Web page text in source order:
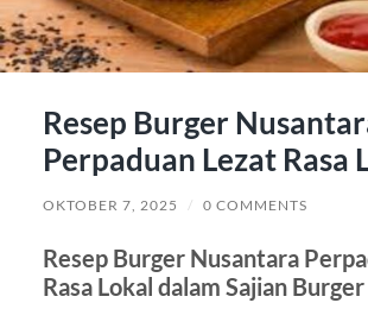
Resep Burger
Perpaduan Lezat Rasa
OKTOBER 7, 2025 / 0 COMMENTS
Resep Burger Nusantara
Rasa Lokal dalam Sajian